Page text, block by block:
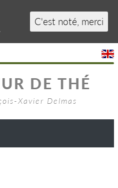
DE THÉ
Xavier Delmas
C'est noté, merci